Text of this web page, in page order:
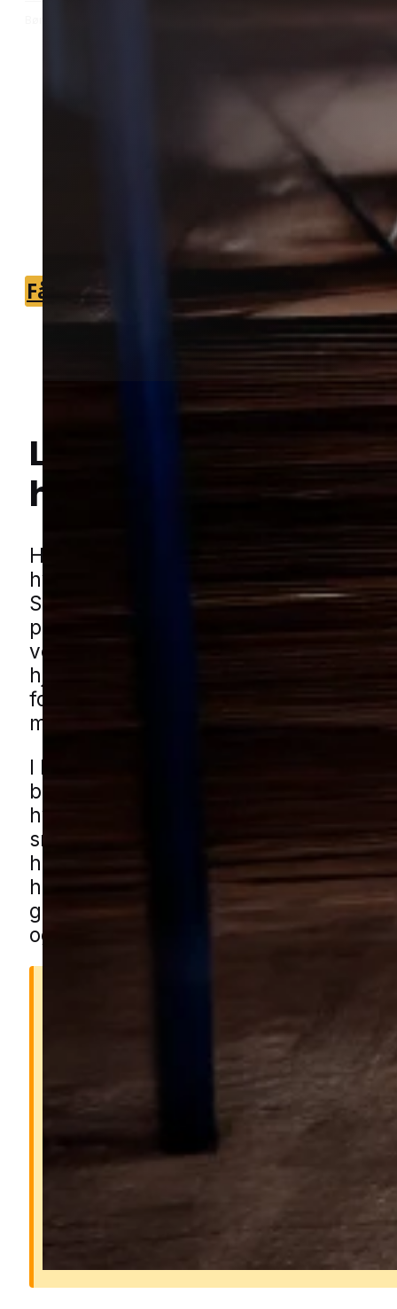
Effektiv hvepsebekæmpelse i Børkop
udført af lokale skadedyrsteknikere.
Få sikker fjernelse af hvepsereder i
bolig, have eller mindre erhverv uden
Få et tilbud +45 51 90 85 46
Lokal bekæmpelse
hvepse
i Børkop
Hvepse kan hurtigt gøre udelivet
hyggeligt, når de bygger rede tæt på
Særligt i sommermånederne kan de
påtrængende omkring terrasser,
ved madlavning udendørs. Med
hjælp bliver reden fjernet korrekt, så
for stik og tilbagevendende problemer
mindskes mest muligt.
I Børkop oplever både beboere i ældre
boligkvarterer og nyere
hvepse søger mod tagudhæng,
småbygninger. Reden kan også
haveskure, garager eller tæt
haven. Du kan få hvepsehjælp i
gennem vores lokale partnere, som
og håndterer problemet sikkert og
Risikoen ved hvepse
Hvepse kan være aggressive, især
på sommeren, hvor de søger søde
og bliver mere nærgående. Deres
kan gøre ondt og kan i sjældne
udløse alvorlige allergiske
Hvis en hveps føler sig truet, kan
stikke flere gange i træk.
Hej! Hvordan kan jeg hjælpe dig? Har du nogen spørgsmål?